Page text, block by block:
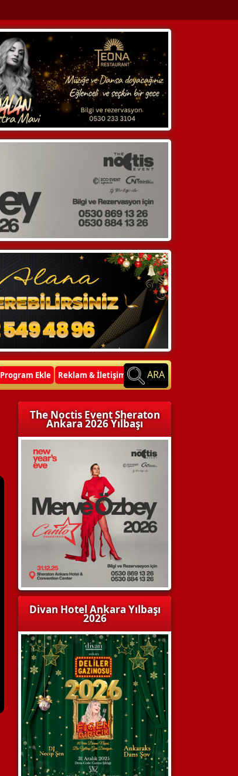
Program Ekle Reklam & İletişim ARA
The Noctis Event Sheraton
Ankara 2026 Yılbaşı
Divan Hotel Ankara Yılbaşı
2026